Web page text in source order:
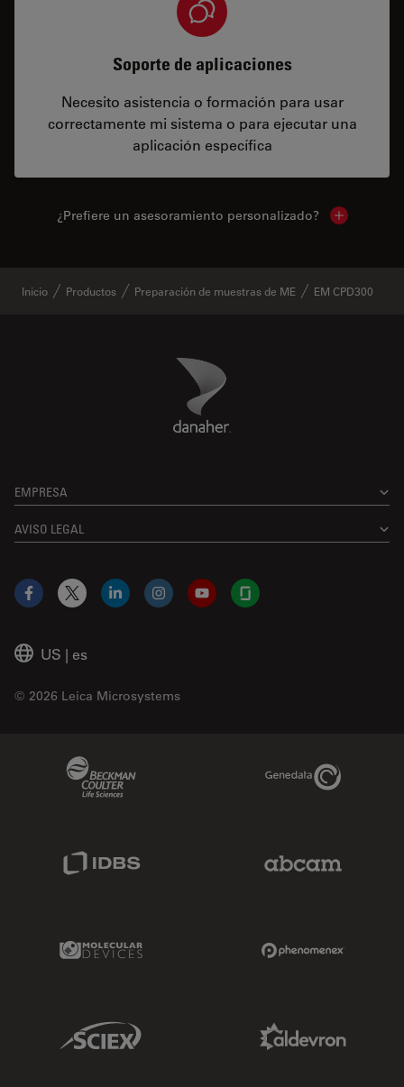
Soporte de aplicaciones
Necesito asistencia o formación para usar
correctamente mi sistema o para ejecutar una
aplicación específica
¿Prefiere un asesoramiento personalizado? Show local
Inicio Productos Preparación de muestras de ME EM CPD300
Danaher Logo
EMPRESA
AVISO LEGAL
US | es
© 2026 Leica Microsystems
Facebook
X LinkedInInstagramYouTubeGlassdoor
Genedata Link
IDBS Link
Molecular Devices Link
Sciex Link